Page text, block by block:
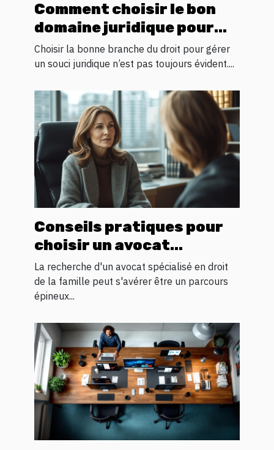
Comment choisir le bon
domaine juridique pour
votre problème
Choisir la bonne branche du droit pour gérer
un souci juridique n’est pas toujours évident....
Conseils pratiques pour
choisir un avocat
spécialisé en droit
familial
La recherche d'un avocat spécialisé en droit
de la famille peut s'avérer être un parcours
épineux...